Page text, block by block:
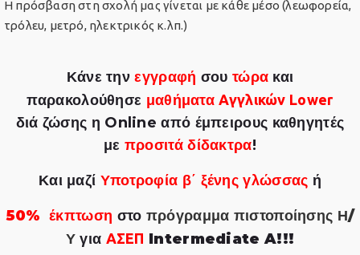
Η πρόσβαση στη σχολή μας γίνεται με κάθε μέσο (λεωφορεία,
τρόλευ, μετρό, ηλεκτρικός κ.λπ.)
Κάνε την εγγραφή σου τώρα και
παρακολούθησε μαθήματαΑγγλικών Lower
διά ζώσης η Online από έμπειρους καθηγητές
με προσιτά δίδακτρα!
Και μαζί Υποτροφία β΄ ξένης γλώσσας ή
50% έκπτωση στο πρόγραμμα πιστοποίησης Η/
Υ για ΑΣΕΠ Intermediate A!!!